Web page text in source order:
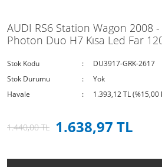
AUDI RS6 Station Wagon 2008
Photon Duo H7 Kısa Led Far
Stok Kodu
DU3917-GRK-2617
Stok Durumu
Yok
Havale
1.393,12 TL
1.440,00 TL 1.638,97 TL